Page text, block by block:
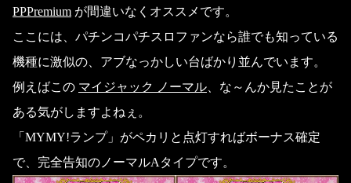
PPPremium が間違いなくオススメです。
ここには、パチンコパチスロファンなら誰でも知っている
機種に激似の、アブなっかしい台ばかり並んでいます。
例えばこの マイジャック ノーマル、な～んか見たことが
ある気がしますよねぇ。
「MYMY!ランプ」がペカリと点灯すればボーナス確定
で、完全告知のノーマルAタイプです。